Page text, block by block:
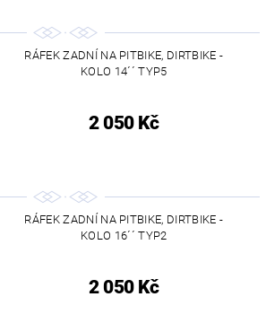
RÁFEK ZADNÍ NA PITBIKE, DIRTBIKE -
KOLO 14´´ TYP5
2 050 Kč
RÁFEK ZADNÍ NA PITBIKE, DIRTBIKE -
KOLO 16´´ TYP2
2 050 Kč